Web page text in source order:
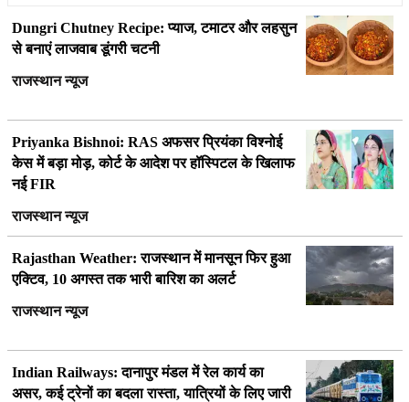
Dungri Chutney Recipe: प्याज, टमाटर और लहसुन
से बनाएं लाजवाब डूंगरी चटनी
राजस्थान न्यूज
Priyanka Bishnoi: RAS अफसर प्रियंका विश्नोई
केस में बड़ा मोड़, कोर्ट के आदेश पर हॉस्पिटल के खिलाफ
नई FIR
राजस्थान न्यूज
Rajasthan Weather: राजस्थान में मानसून फिर हुआ
एक्टिव, 10 अगस्त तक भारी बारिश का अलर्ट
राजस्थान न्यूज
Indian Railways: दानापुर मंडल में रेल कार्य का
असर, कई ट्रेनों का बदला रास्ता, यात्रियों के लिए जारी